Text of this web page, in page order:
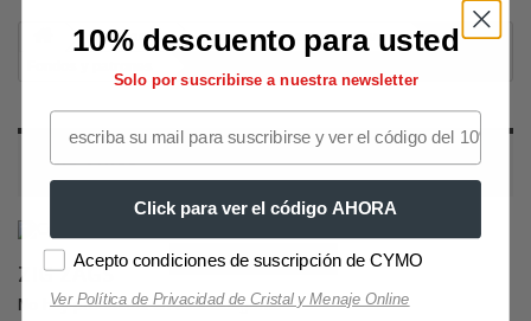
Decoración
Fotomurales autoadhesivos
ZIG ZAGS
Selección Copas de Vino y Champagne
Selección Copas
ZIG ZAGS
No hay productos en esta categoría.
10% descuento para usted
Solo por suscribirse a nuestra newsletter
Click para ver el código AHORA
Acepto condiciones de suscripción de CYMO
Ver Política de Privacidad de Cristal y Menaje Online